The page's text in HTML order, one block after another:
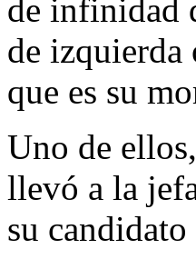
de infinidad
de izquierda
que es su
Uno de
llevó a la
su